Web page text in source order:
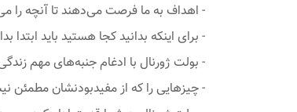
- اهداف به ما فرصت می‌دهند تا آنچه را
- برای اینکه بدانید کجا هستید باید
- بولت ژورنال با ادغام جنبه‌های مهم
- چیزهایی را که از مفید‌بودنشان مطمئن